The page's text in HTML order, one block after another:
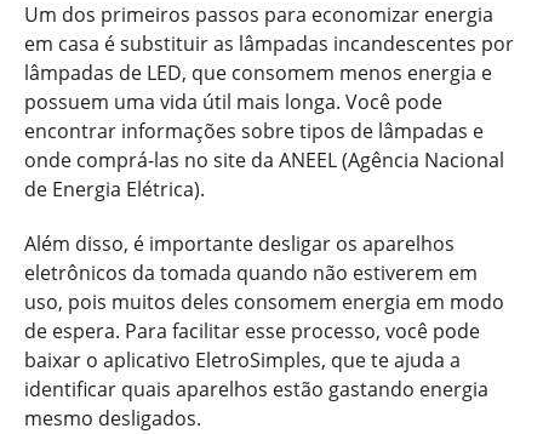
Um dos primeiros passos para economizar energia
em casa é substituir as lâmpadas incandescentes por
lâmpadas de LED, que consomem menos energia e
possuem uma vida útil mais longa. Você pode
encontrar informações sobre tipos de lâmpadas e
onde comprá-las no site da ANEEL (Agência Nacional
de Energia Elétrica).
Além disso, é importante desligar os aparelhos
eletrônicos da tomada quando não estiverem em
uso, pois muitos deles consomem energia em modo
de espera. Para facilitar esse processo, você pode
baixar o aplicativo EletroSimples, que te ajuda a
identificar quais aparelhos estão gastando energia
mesmo desligados.